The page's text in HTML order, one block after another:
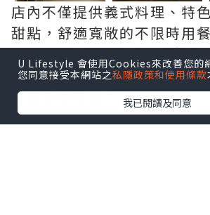
店內不僅提供義式料理、特
甜點，舒適寬敞的不限時用
人能放慢步調，好好享受與
的美好時光，是近期讓我印
內湖聚餐餐廳。
點擊圖片放大
U Lifestyle 會使用Cookies來改善您的
您同意接受本網站之私隱政策和使用條款
我已閱讀及同意